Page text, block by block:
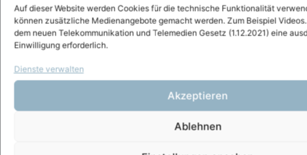
Auf dieser Website werden Cookies für die technische Funktionalität
können zusätzliche Medienangebote gemacht werden. Zum Beispiel
dem neuen Telekommunikation und Telemedien Gesetz (1.12.2021) eine
Einwilligung erforderlich.
Dienste verwalten
Akzeptieren
Ablehnen
Dana Azzam
Abrechnung
Integrations-
Projektleitung
Freizeit-Assistenz
Konfirmationsunterricht